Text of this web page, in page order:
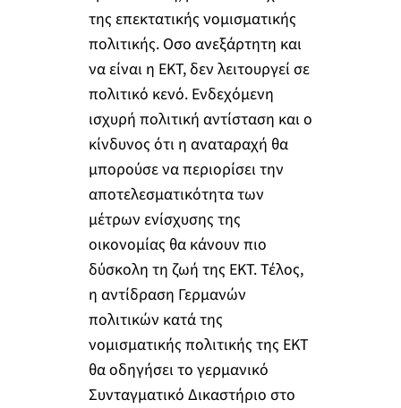
της επεκτατικής νομισματικής
πολιτικής. Οσο ανεξάρτητη και
να είναι η ΕΚΤ, δεν λειτουργεί σε
πολιτικό κενό. Ενδεχόμενη
ισχυρή πολιτική αντίσταση και ο
κίνδυνος ότι η αναταραχή θα
μπορούσε να περιορίσει την
αποτελεσματικότητα των
μέτρων ενίσχυσης της
οικονομίας θα κάνουν πιο
δύσκολη τη ζωή της ΕΚΤ. Τέλος,
η αντίδραση Γερμανών
πολιτικών κατά της
νομισματικής πολιτικής της ΕΚΤ
θα οδηγήσει το γερμανικό
Συνταγματικό Δικαστήριο στο